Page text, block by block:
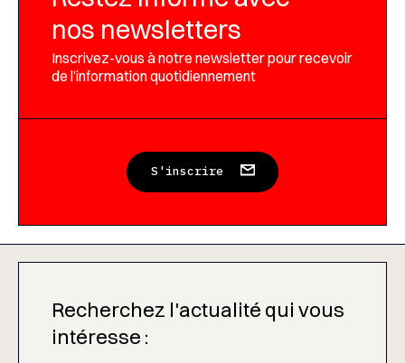
nos newsletters
Inscrivez-vous à notre newsletter pour recevoir
de l’information quotidiennement
S'inscrire
Recherchez l'actualité qui vous
intéresse :